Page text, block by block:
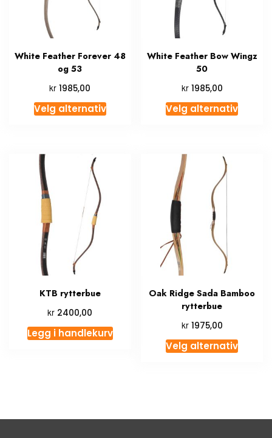
White Feather Forever 48
og 53
kr 1985,00
Velg alternativ
White Feather Bow Wingz
50
kr1985,00
Velg alternativ
KTB rytterbue
kr 2400,00
Legg i handlekurv
Oak Ridge Sada Bamboo
rytterbue
kr1975,00
Velg alternativ